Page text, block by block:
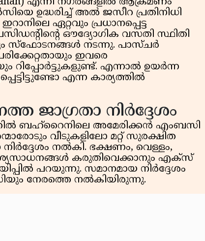
ഉദ്ധരിച്ച് അൽ ജസീറ പ്രതിനിധി
ഏറ്റവും പ്രധാനപ്പെട്ട
ഔദ്യോഗിക വസതി സ്ഥിതി
സ്ഫോടനങ്ങൾ നടന്നു. പാസ്ചർ
ഇവരെ
റിപ്പോർട്ടുകളുണ്ട്. എന്നാൽ ഉയർന്ന
എന്ന കാര്യത്തിൽ
ജാഗ്രതാ നിർദ്ദേശം
ബഹ്റൈനിലെ അമേരിക്കൻ എംബസി
വീടുകളിലോ മറ്റ് സുരക്ഷിത
നൽകി. ഭക്ഷണം, വെള്ളം,
കരുതിവെക്കാനും എക്സ്
പറയുന്നു. സമാനമായ നിർദ്ദേശം
നേരത്തെ നൽകിയിരുന്നു.